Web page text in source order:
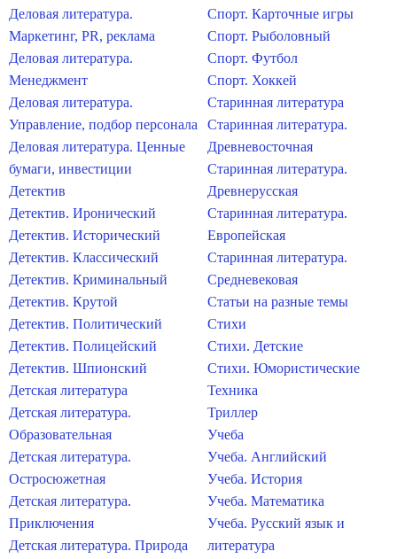
Деловая литература.
Маркетинг, PR, реклама
Деловая литература.
Менеджмент
Деловая литература.
Управление, подбор персонала
Деловая литература. Ценные
бумаги, инвестиции
Детектив
Детектив. Иронический
Детектив. Исторический
Детектив. Классический
Детектив. Криминальный
Детектив. Крутой
Детектив. Политический
Детектив. Полицейский
Детектив. Шпионский
Детская литература
Детская литература.
Образовательная
Детская литература.
Остросюжетная
Детская литература.
Приключения
Детская литература. Природа
Спорт. Карточные игры
Спорт. Рыболовный
Спорт. Футбол
Спорт. Хоккей
Старинная литература
Старинная литература.
Древневосточная
Старинная литература.
Древнерусская
Старинная литература.
Европейская
Старинная литература.
Средневековая
Статьи на разные темы
Стихи
Стихи. Детские
Стихи. Юмористические
Техника
Триллер
Учеба
Учеба. Английский
Учеба. История
Учеба. Математика
Учеба. Русский язык и
литература